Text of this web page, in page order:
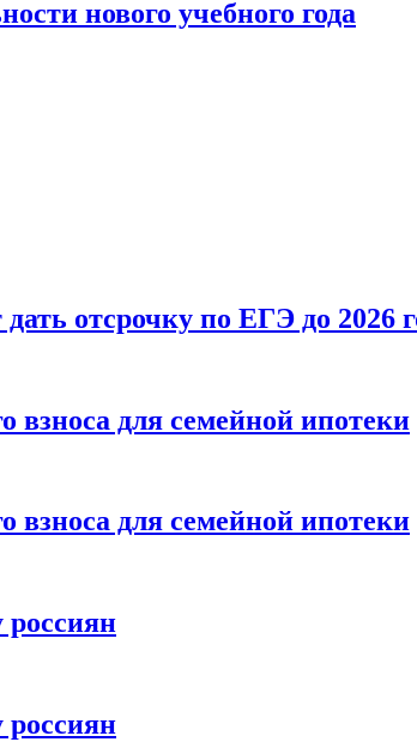
нового учебного года
отсрочку по ЕГЭ до 2026
взноса для семейной ипотеки
взноса для семейной ипотеки
россиян
россиян